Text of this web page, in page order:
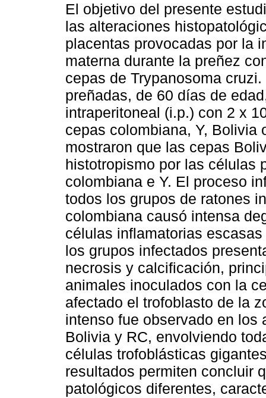
El objetivo del presente
las alteraciones
placentas provocadas por la
materna durante la preñez
cepas de Trypanosoma
preñadas, de 60 días de
intraperitoneal (i.p.) con 2 x
cepas colombiana, Y, Bolivia
mostraron que las cepas
histotropismo por las células
colombiana e Y. El proceso
todos los grupos de ratones
colombiana causó intensa
células inflamatorias
los grupos infectados
necrosis y calcificación,
animales inoculados con la
afectado el trofoblasto de la
intenso fue observado en
Bolivia y RC, envolviendo
células trofoblásticas
resultados permiten concluir
patológicos diferentes,